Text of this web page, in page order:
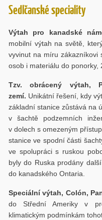
Sedlčanské speciality
Výtah pro kanadské
mobilní výtah na světě,
vyvinut na míru zákazníkovi
osob i materiálu do ponorky,
Tzv. obrácený výtah,
zemí. Unikátní řešení, kdy
základní stanice zůstává na
v šachtě podzemních
v dolech s omezeným
stanice ve spodní části
ve spolupráci s ruskou
byly do Ruska prodány
do kanadského Ontaria.
Speciální výtah, Colón,
do Střední Ameriky v
klimatickým podmínkám